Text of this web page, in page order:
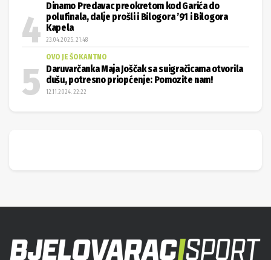
Dinamo Predavac preokretom kod Garića do
polufinala, dalje prošli i Bilogora ’91 i Bilogora
Kapela
23.04.2025. 21:48
OVO JE ŠOKANTNO
Daruvarčanka Maja Joščak sa suigračicama otvorila
dušu, potresno priopćenje: Pomozite nam!
12.11.2024. 22:22